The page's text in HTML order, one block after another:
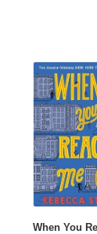
When You